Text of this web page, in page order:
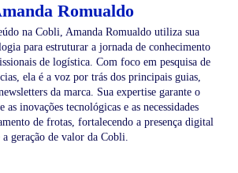
Romualdo
na Cobli, Amanda Romualdo utiliza sua
para estruturar a jornada de conhecimento
de logística. Com foco em pesquisa de
ela é a voz por trás dos principais guias,
da marca. Sua expertise garante o
as inovações tecnológicas e as necessidades
de frotas, fortalecendo a presença digital
a geração de valor da Cobli.